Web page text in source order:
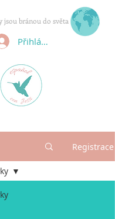
jsou bránou do světa
Přihlásit se
Registrace